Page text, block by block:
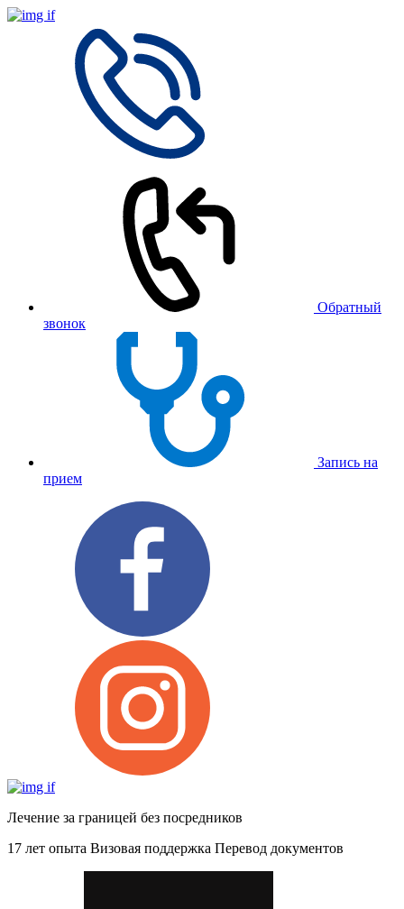
Обратный
звонок
Запись на
прием
Лечение за границей без посредников
17 лет опыта Визовая поддержка Перевод документов